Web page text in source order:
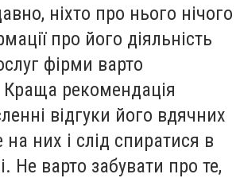
ніхто про нього нічого
про його діяльність
фірми варто
Краща рекомендація
відгуки його вдячних
на них і слід спиратися в
Не варто забувати про те,